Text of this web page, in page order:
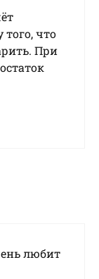
что
При
любит